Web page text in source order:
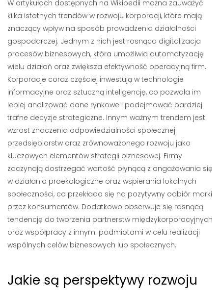
W artykułach dostępnych na Wikipedii można zauważyć
kilka istotnych trendów w rozwoju korporacji, które mają
znaczący wpływ na sposób prowadzenia działalności
gospodarczej. Jednym z nich jest rosnąca digitalizacja
procesów biznesowych, która umożliwia automatyzację
wielu działań oraz zwiększa efektywność operacyjną firm.
Korporacje coraz częściej inwestują w technologie
informacyjne oraz sztuczną inteligencję, co pozwala im
lepiej analizować dane rynkowe i podejmować bardziej
trafne decyzje strategiczne. Innym ważnym trendem jest
wzrost znaczenia odpowiedzialności społecznej
przedsiębiorstw oraz zrównoważonego rozwoju jako
kluczowych elementów strategii biznesowej. Firmy
zaczynają dostrzegać wartość płynącą z angażowania się
w działania proekologiczne oraz wspierania lokalnych
społeczności, co przekłada się na pozytywny odbiór marki
przez konsumentów. Dodatkowo obserwuje się rosnącą
tendencję do tworzenia partnerstw międzykorporacyjnych
oraz współpracy z innymi podmiotami w celu realizacji
wspólnych celów biznesowych lub społecznych.
Jakie są perspektywy rozwoju